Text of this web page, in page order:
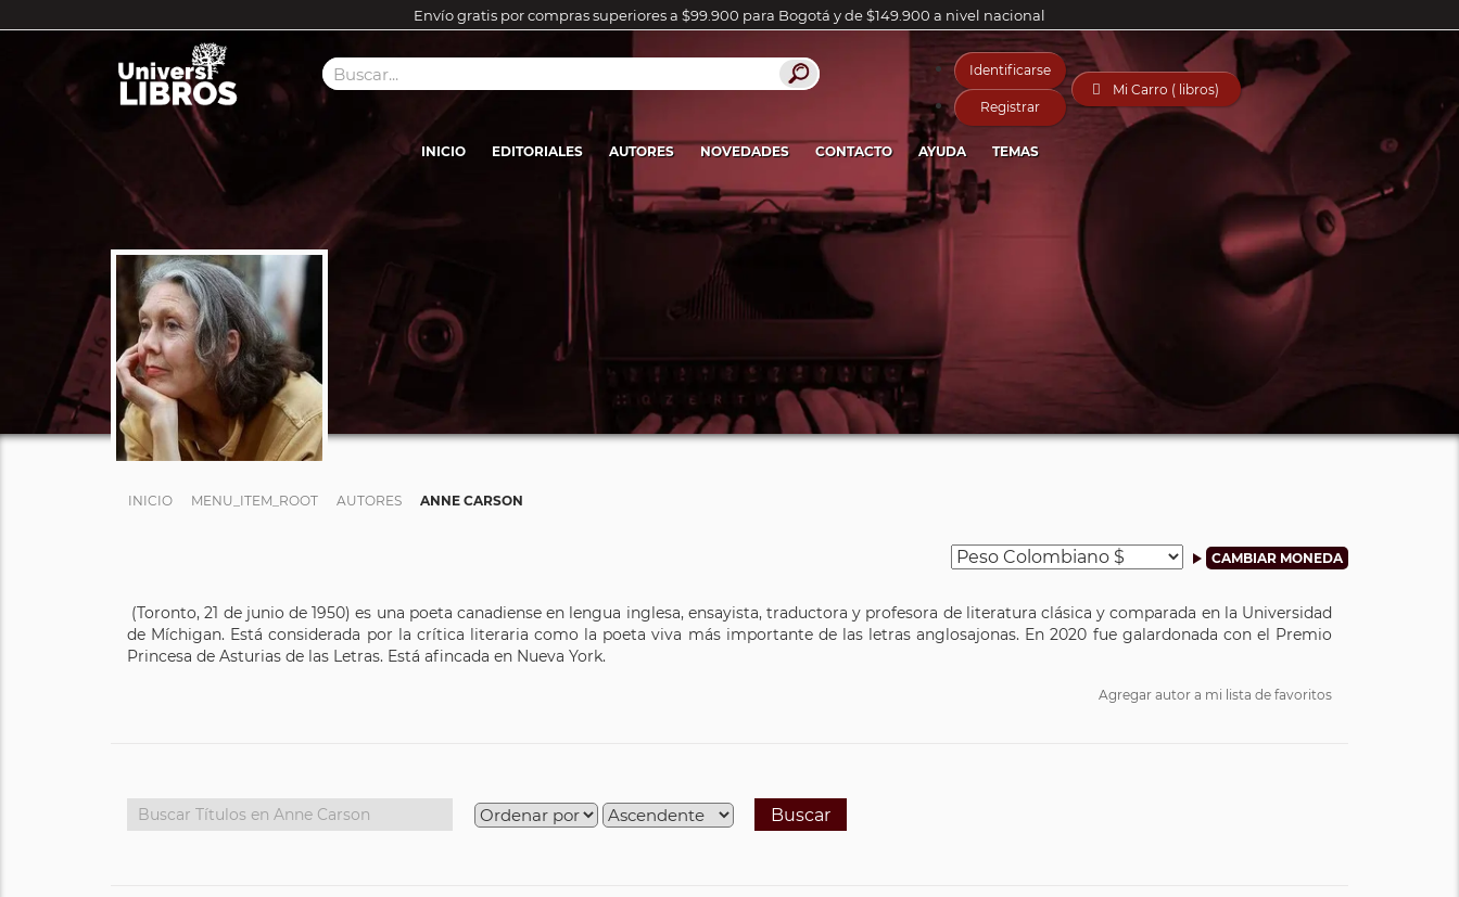
Envío gratis por compras superiores a $99.900 para Bogotá y de $149.900 a nivel nacional
Identificarse
Registrar
 Mi Carro ( libros)
INICIO EDITORIALES AUTORES NOVEDADES CONTACTO AYUDA TEMAS
INICIO MENU_ITEM_ROOT AUTORES ANNE CARSON
(Toronto, 21 de junio de 1950) es una poeta canadiense en lengua inglesa, ensayista, traductora y profesora de literatura clásica y comparada en la Universidad
de Míchigan. Está considerada por la crítica literaria como la poeta viva más importante de las letras anglosajonas. En 2020 fue galardonada con el Premio
Princesa de Asturias de las Letras. Está afincada en Nueva York.
Agregar autor a mi lista de favoritos
Buscar